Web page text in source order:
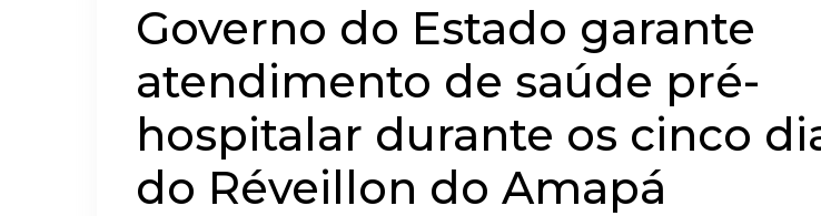
Governo do Estado garante
atendimento de saúde pré-
hospitalar durante os cinco
do Réveillon do Amapá